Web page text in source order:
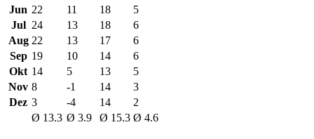
Jun 22 11 18
5
Jul 24 13 18
6
Aug 22 13 17
6
Sep 19 10 14
6
Okt 14 5 13
5
Nov 8 -1 14
3
Dez 3 -4 14
2
Ø 13.3 Ø 3.9 Ø 15.3 Ø 4.6